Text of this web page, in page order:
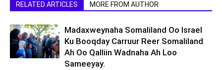
RELATED ARTICLES MORE FROM AUTHOR
Madaxweynaha Somaliland Oo Israel
Ku Booqday Carruur Reer Somaliland
Ah Oo Qalliin Wadnaha Ah Loo
Sameeyay.